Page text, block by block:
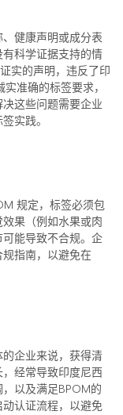
健康声明或成分表
科学证据支持的情
实的声明，违反了印
准确的标签要求，
这些问题需要企业
实践。
规定，标签必须包
果（例如水果或肉
能导致不合规。企
指南，以避免在
企业来说，获得清
经常导致印度尼西
以及满足BPOM的
认证流程，以避免